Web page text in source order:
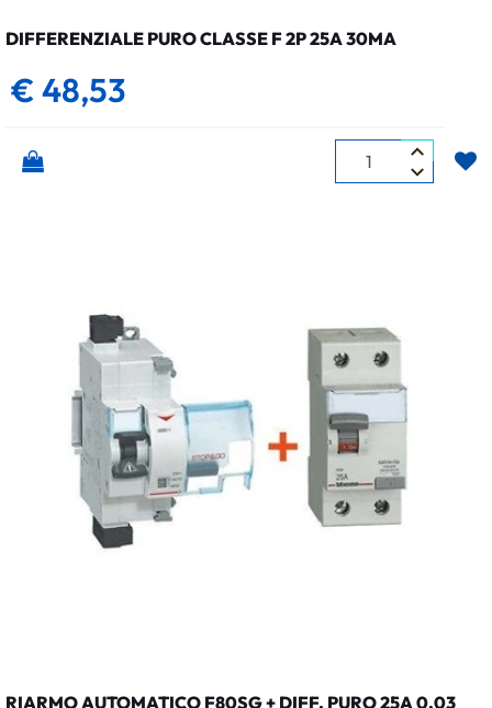
DIFFERENZIALE PURO CLASSE F 2P 25A 30MA
€ 48,53
Quantità
RIARMO AUTOMATICO F80SG + DIFF. PURO 25A 0,03